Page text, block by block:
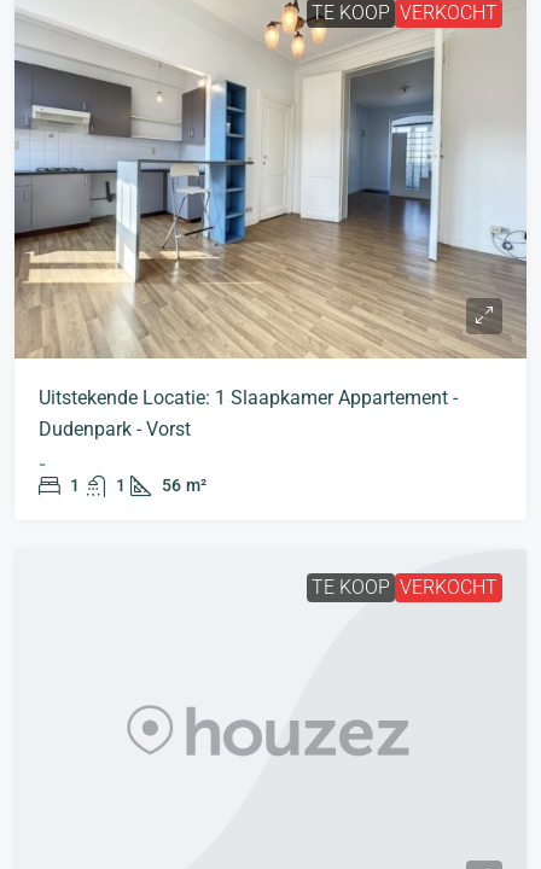
TE KOOP VERKOCHT
Uitstekende Locatie: 1 Slaapkamer Appartement -
Dudenpark - Vorst
-
1 1 56 m²
TE KOOP VERKOCHT